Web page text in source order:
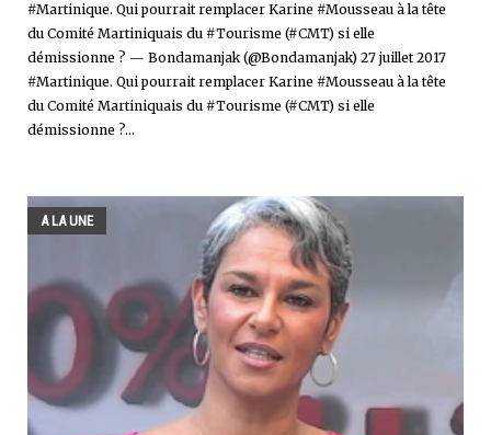
#Martinique. Qui pourrait remplacer Karine #Mousseau à la tête
du Comité Martiniquais du #Tourisme (#CMT) si elle
démissionne ? — Bondamanjak (@Bondamanjak) 27 juillet 2017
#Martinique. Qui pourrait remplacer Karine #Mousseau à la tête
du Comité Martiniquais du #Tourisme (#CMT) si elle
démissionne ?...
A LA UNE